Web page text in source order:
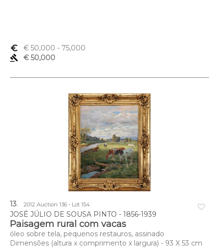
euro_symbol € 50,000 - 75,000
gavel
€ 50,000
favorite_border
13. 2012 Auction 136 - Lot 154
JOSÉ JÚLIO DE SOUSA PINTO - 1856-1939
Paisagem rural com vacas
óleo sobre tela, pequenos restauros, assinado
Dimensões (altura x comprimento x largura) - 93 X 53 cm